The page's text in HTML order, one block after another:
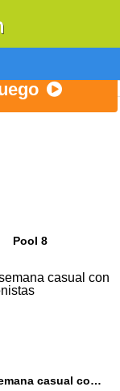
Pool 8
Fin de semana casual con las fashionistas